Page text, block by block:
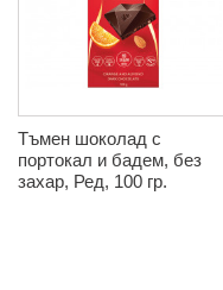
Тъмен шоколад с
портокал и бадем, без
захар, Ред, 100 гр.